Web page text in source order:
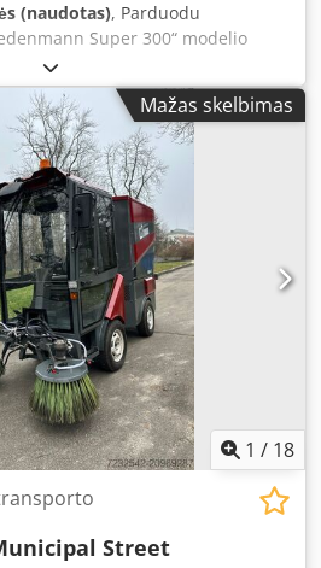
(naudotas), Parduodu
Super 300“ modelio
įrenginį, kurio darbinis plotis –
žolei, lapams, šakoms,
atliekoms surinkti iš žaliųjų
golfo aikštynų ir didelių vejų.
dėl tvirtos konstrukcijos ir
duomenys: * Gamintojas:
* Modelis: „Super 300 1.5“ *
* Darbinis plotis: 1,5 m *
masė: 1450 kg * Leidžiama
Leidžiama apkrova ant kablio: 200
greitis: 40 km/val. * PTO
medžiagos talpyklas * Hidraulinė
Ajzmhz Toi Iekr Mašina vizualiai
žymes, atitinkančias jos amžių. Ji
būklės, kokia yra nuotraukose.
Mažas skelbimas
1 / 18
Street